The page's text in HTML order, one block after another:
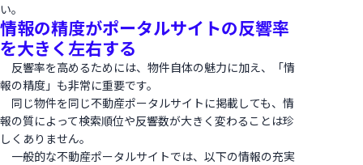
い。
情報の精度がポータルサイトの反響率
を大きく左右する
反響率を高めるためには、物件自体の魅力に加え、「情
報の精度」も非常に重要です。
同じ物件を同じ不動産ポータルサイトに掲載しても、情
報の質によって検索順位や反響数が大きく変わることは珍
しくありません。
一般的な不動産ポータルサイトでは、以下の情報の充実